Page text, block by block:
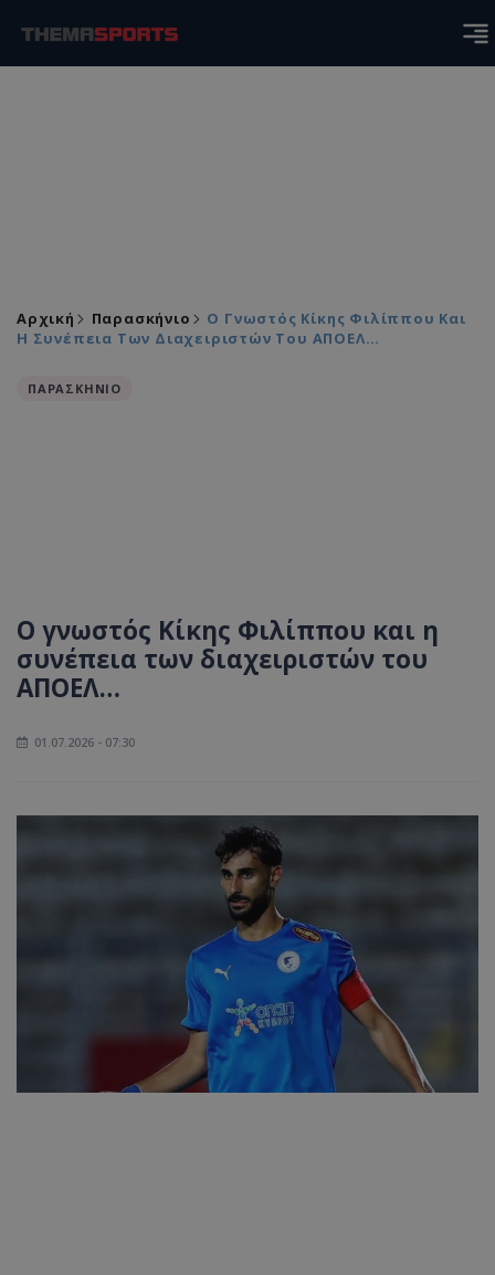
Αρχική Παρασκήνιο
Ο Γνωστός Κίκης Φιλίππου Και
Η Συνέπεια Των Διαχειριστών Του ΑΠΟΕΛ…
ΠΑΡΑΣΚΗΝΙΟ
Ο γνωστός Κίκης Φιλίππου και η
συνέπεια των διαχειριστών του
ΑΠΟΕΛ…
01.07.2026 - 07:30